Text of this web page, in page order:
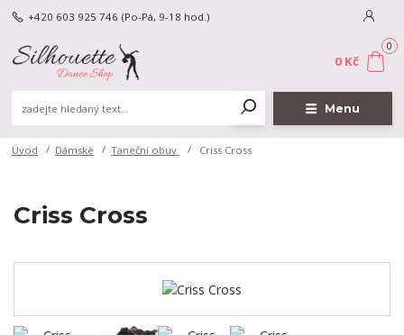
Menu
+420 603 925 746 (Po-Pá, 9-18 hod.)
0
0 Kč
Úvod Dámské Taneční obuv Criss Cross
Criss Cross